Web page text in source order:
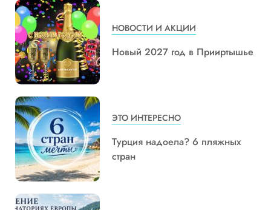
НОВОСТИ И АКЦИИ
Новый 2027 год в Прииртышье
ЭТО ИНТЕРЕСНО
Турция надоела? 6 пляжных
стран